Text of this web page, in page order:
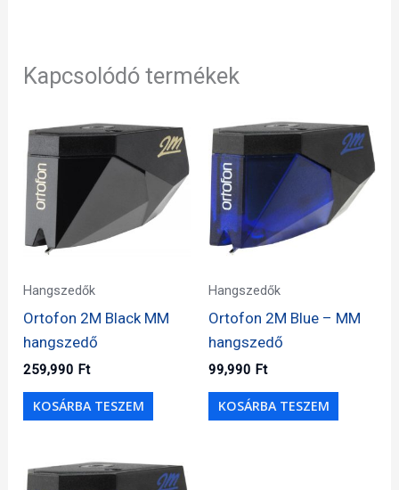
Kapcsolódó termékek
Hangszedők
Ortofon 2M Black MM
hangszedő
259,990 Ft
KOSÁRBA TESZEM
Hangszedők
Ortofon 2M Blue – MM
hangszedő
99,990 Ft
KOSÁRBA TESZEM